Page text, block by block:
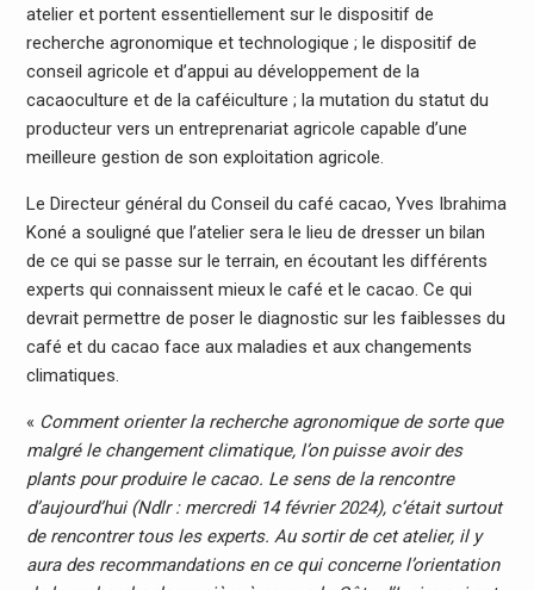
atelier et portent essentiellement sur le dispositif de
recherche agronomique et technologique ; le dispositif de
conseil agricole et d’appui au développement de la
cacaoculture et de la caféiculture ; la mutation du statut du
producteur vers un entreprenariat agricole capable d’une
meilleure gestion de son exploitation agricole.
Le Directeur général du Conseil du café cacao, Yves Ibrahima
Koné a souligné que l’atelier sera le lieu de dresser un bilan
de ce qui se passe sur le terrain, en écoutant les différents
experts qui connaissent mieux le café et le cacao. Ce qui
devrait permettre de poser le diagnostic sur les faiblesses du
café et du cacao face aux maladies et aux changements
climatiques.
« Comment orienter la recherche agronomique de sorte que
malgré le changement climatique, l’on puisse avoir des
plants pour produire le cacao. Le sens de la rencontre
d’aujourd’hui (Ndlr : mercredi 14 février 2024), c’était surtout
de rencontrer tous les experts. Au sortir de cet atelier, il y
aura des recommandations en ce qui concerne l’orientation